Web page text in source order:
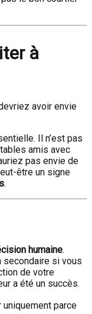
à
avoir envie
Il n’est pas
amis avec
pas envie de
être un signe
.
humaine.
secondaire si vous
de votre
a été un succès.
parce